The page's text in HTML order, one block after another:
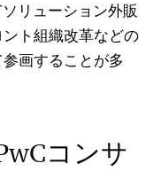
リューション外販
ト組織改革などの
画することが多
コンサ